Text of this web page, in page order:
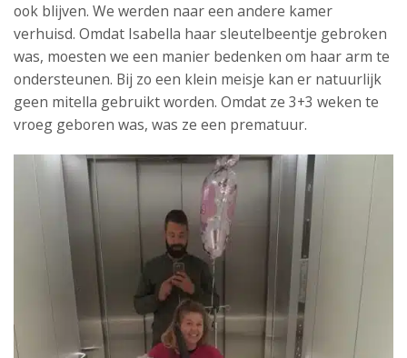
ook blijven. We werden naar een andere kamer
verhuisd. Omdat Isabella haar sleutelbeentje gebroken
was, moesten we een manier bedenken om haar arm te
ondersteunen. Bij zo een klein meisje kan er natuurlijk
geen mitella gebruikt worden. Omdat ze 3+3 weken te
vroeg geboren was, was ze een prematuur.